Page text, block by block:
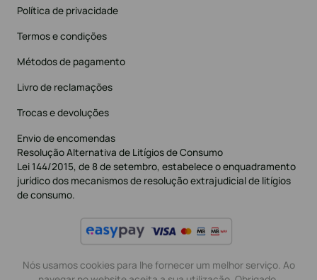
Política de privacidade
Termos e condições
Métodos de pagamento
Livro de reclamações
Trocas e devoluções
Envio de encomendas
Resolução Alternativa de Litígios de Consumo
Lei 144/2015, de 8 de setembro, estabelece o enquadramento
jurídico dos mecanismos de resolução extrajudicial de litígios
de consumo.
Nós usamos cookies para lhe fornecer um melhor serviço. Ao